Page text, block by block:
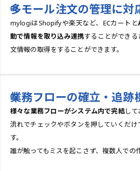
多モール注文の管理に対
mylogiはShopifyや楽天など、ECカートと
動で情報を取り込み連携することができ
文情報の取得をすることができます。
業務フローの確立・追跡
様々な業務フローがシステム内で完結して
流れでチェックやボタンを押していくだ
す。
誰が触ってもミスを起こさず、複数人での